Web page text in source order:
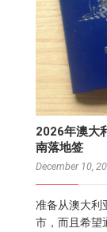
2026年澳大
南落地签
December 10,
准备从澳大利
市，而且希望